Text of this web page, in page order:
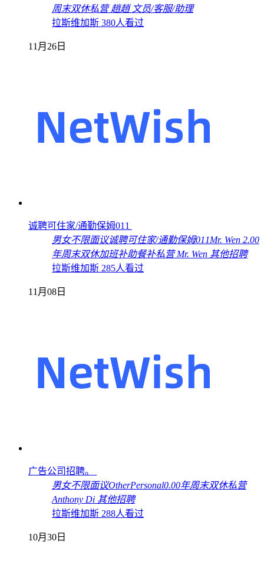
周末双休私营 趙趙 文员/客服/助理
拉斯维加斯 380人看过
11月26日
诚聘可住家/通勤保姆011
男女不限面议诚聘可住家/通勤保姆011Mr. Wen 2.00
年周末双休加班补助餐补私营 Mr. Wen 其他招聘
拉斯维加斯 285人看过
11月08日
广告公司招聘。
男女不限面议OtherPersonal0.00年周末双休私营
Anthony Di 其他招聘
拉斯维加斯 288人看过
10月30日